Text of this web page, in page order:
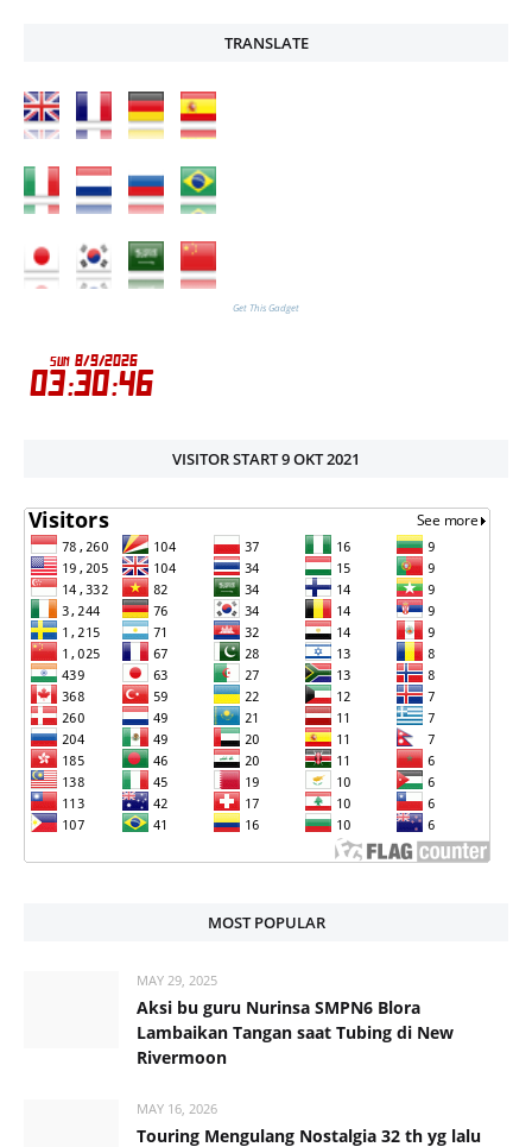
TRANSLATE
Get This Gadget
VISITOR START 9 OKT 2021
MOST POPULAR
MAY 29, 2025
Aksi bu guru Nurinsa SMPN6 Blora
Lambaikan Tangan saat Tubing di New
Rivermoon
MAY 16, 2026
Touring Mengulang Nostalgia 32 th yg lalu